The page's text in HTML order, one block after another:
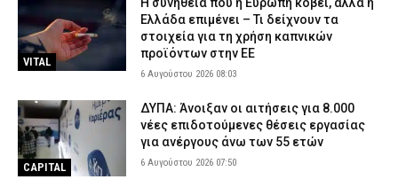
VITAL
Ελλάδα επιμένει – Τι δείχνουν τα
στοιχεία για τη χρήση καπνικών
προϊόντων στην ΕΕ
6 Αυγούστου 2026 08:03
CAPITAL
ΔΥΠΑ: Άνοιξαν οι αιτήσεις για 8.000
νέες επιδοτούμενες θέσεις εργασίας
για ανέργους άνω των 55 ετών
6 Αυγούστου 2026 07:50